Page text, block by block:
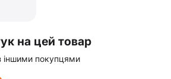
на цей товар
іншими покупцями